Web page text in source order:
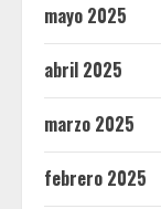
mayo 2025
abril 2025
marzo 2025
febrero 2025